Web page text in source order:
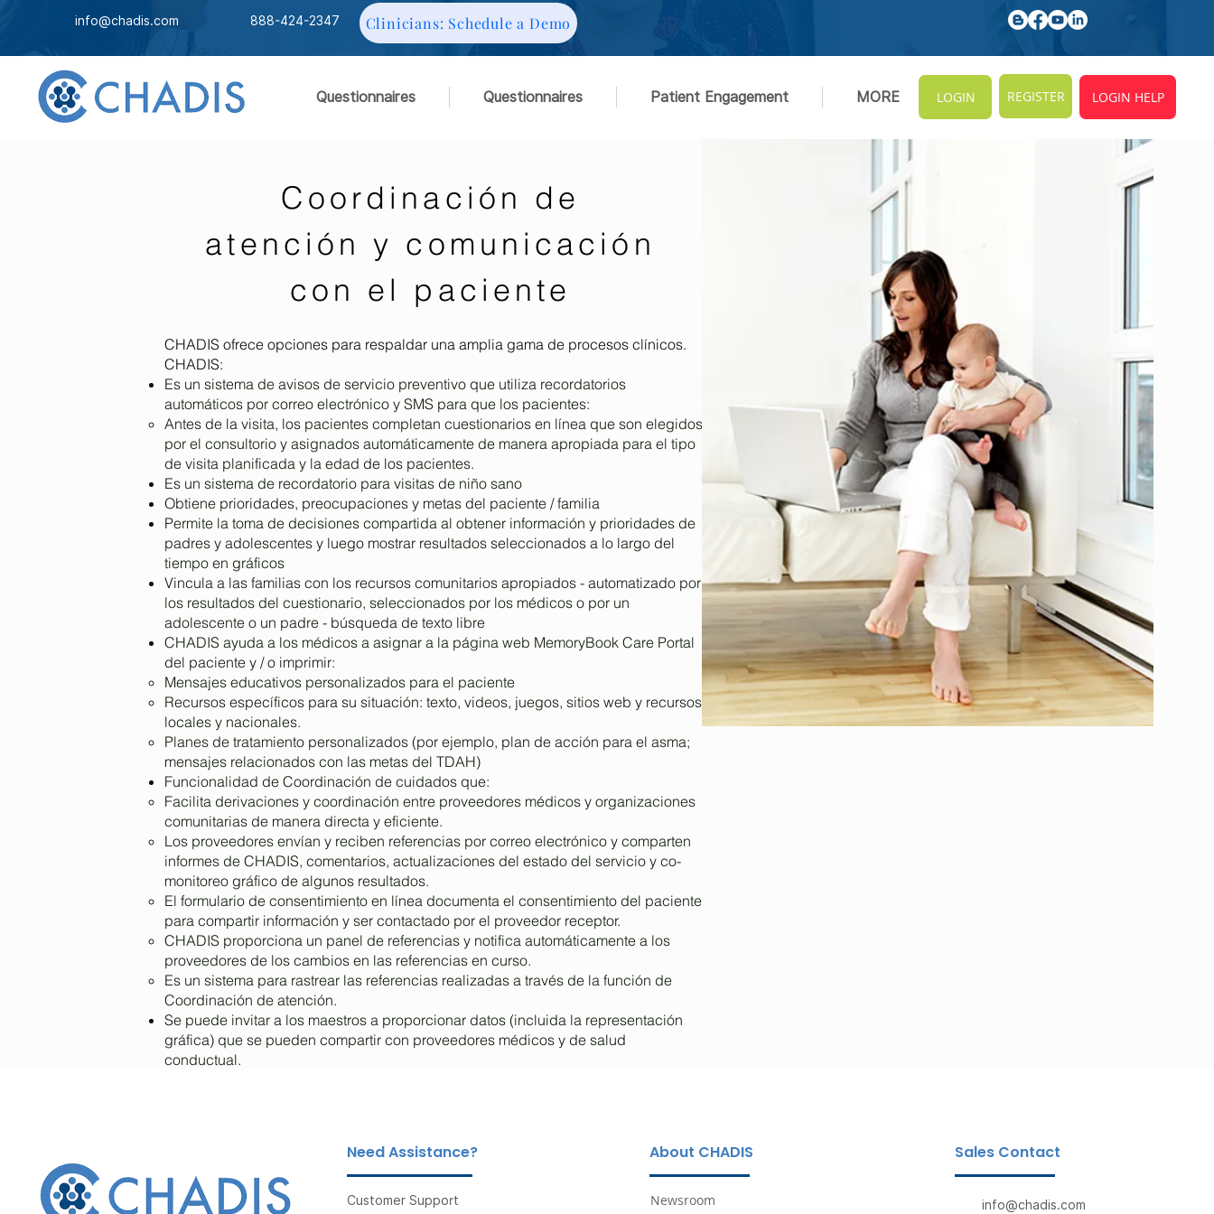
info@chadis.com 888-424-2347 Clinicians: Schedule a Demo
Questionnaires Questionnaires Patient Engagement MORE LOGIN REGISTER LOGIN HELP
Coordinación de
atención y comunicación
con el paciente
CHADIS ofrece opciones para respaldar una amplia gama de procesos clínicos.
CHADIS:
Es un sistema de avisos de servicio preventivo que utiliza recordatorios
automáticos por correo electrónico y SMS para que los pacientes:
Antes de la visita, los pacientes completan cuestionarios en línea que son elegidos
por el consultorio y asignados automáticamente de manera apropiada para el tipo
de visita planificada y la edad de los pacientes.
Es un sistema de recordatorio para visitas de niño sano
Obtiene prioridades, preocupaciones y metas del paciente / familia
Permite la toma de decisiones compartida al obtener información y prioridades de
padres y adolescentes y luego mostrar resultados seleccionados a lo largo del
tiempo en gráficos
Vincula a las familias con los recursos comunitarios apropiados - automatizado por
los resultados del cuestionario, seleccionados por los médicos o por un
adolescente o un padre - búsqueda de texto libre
CHADIS ayuda a los médicos a asignar a la página web MemoryBook Care Portal
del paciente y / o imprimir:
Mensajes educativos personalizados para el paciente
Recursos específicos para su situación: texto, videos, juegos, sitios web y recursos
locales y nacionales.
Planes de tratamiento personalizados (por ejemplo, plan de acción para el asma;
mensajes relacionados con las metas del TDAH)
Funcionalidad de Coordinación de cuidados que:
Facilita derivaciones y coordinación entre proveedores médicos y organizaciones
comunitarias de manera directa y eficiente.
Los proveedores envían y reciben referencias por correo electrónico y comparten
informes de CHADIS, comentarios, actualizaciones del estado del servicio y co-
monitoreo gráfico de algunos resultados.
El formulario de consentimiento en línea documenta el consentimiento del paciente
para compartir información y ser contactado por el proveedor receptor.
CHADIS proporciona un panel de referencias y notifica automáticamente a los
proveedores de los cambios en las referencias en curso.
Es un sistema para rastrear las referencias realizadas a través de la función de
Coordinación de atención.
Se puede invitar a los maestros a proporcionar datos (incluida la representación
gráfica) que se pueden compartir con proveedores médicos y de salud
conductual.
Need Assistance?
Customer Support
About CHADIS
Newsroom
Sales Contact
info@chadis.com